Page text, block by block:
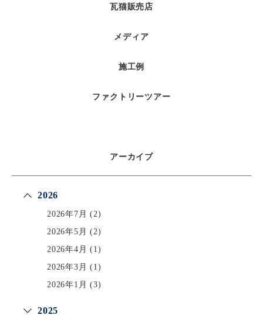
瓦猫販売店
メディア
施工例
ファクトリーツアー
アーカイブ
2026
2026年7月 (2)
2026年5月 (2)
2026年4月 (1)
2026年3月 (1)
2026年1月 (3)
2025